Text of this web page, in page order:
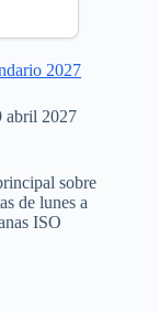
2027
abril 2027
sobre
de lunes a
ISO